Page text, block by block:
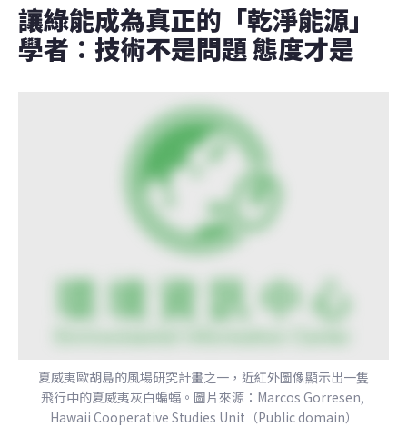
讓綠能成為真正的「乾淨能源」
學者：技術不是問題 態度才是
夏威夷歐胡島的風場研究計畫之一，近紅外圖像顯示出一隻
飛行中的夏威夷灰白蝙蝠。圖片來源：Marcos Gorresen,
Hawaii Cooperative Studies Unit（Public domain）